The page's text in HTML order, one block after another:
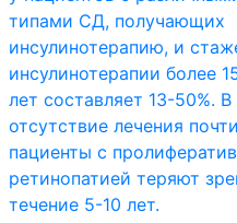
типами СД, получающих
инсулинотерапию, и
инсулинотерапии более
лет составляет 13-50%. В
отсутствие лечения
пациенты с
ретинопатией теряют
течение 5-10 лет.